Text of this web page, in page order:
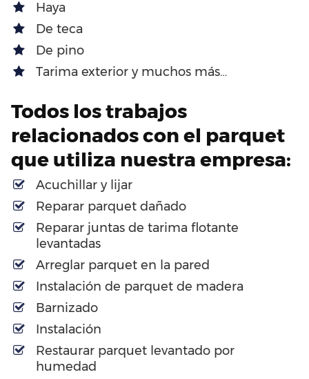
Haya
De teca
De pino
Tarima exterior y muchos más…
Todos los trabajos
relacionados con el parquet
que utiliza nuestra empresa:
Acuchillar y lijar
Reparar parquet dañado
Reparar juntas de tarima flotante
levantadas
Arreglar parquet en la pared
Instalación de parquet de madera
Barnizado
Instalación
Restaurar parquet levantado por
humedad